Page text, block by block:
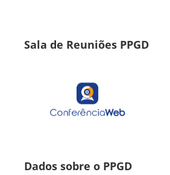
Sala de Reuniões PPGD
Dados sobre o PPGD